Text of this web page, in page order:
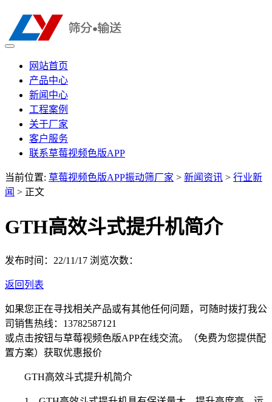
网站首页
产品中心
新闻中心
工程案例
关于厂家
客户服务
联系草莓视频色版APP
当前位置: 草莓视频色版APP振动筛厂家 > 新闻资讯 > 行业新
闻 > 正文
GTH高效斗式提升机简介
发布时间：22/11/17 浏览次数：
返回列表
如果您正在寻找相关产品或有其他任何问题，可随时拨打我公
司销售热线： 13782587121
或点击按钮与草莓视频色版APP在线交流。（免费为您提供配
置方案） 获取优惠报价
GTH高效斗式提升机简介